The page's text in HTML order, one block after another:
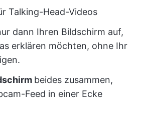
Talking-Head-Videos
dann Ihren Bildschirm auf,
erklären möchten, ohne Ihr
beides zusammen,
Feed in einer Ecke